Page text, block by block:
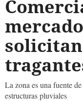
La zona es una fuente
estructuras pluviales